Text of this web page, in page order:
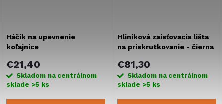
Háčik na upevnenie
koľajnice
€21,40
Skladom na centrálnom
sklade >5 ks
Hliníková zaisťovacia lišta
na priskrutkovanie - čierna
€81,30
Skladom na centrálnom
sklade >5 ks